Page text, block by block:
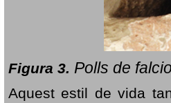
Figura 3. Polls de
Aquest estil de vida